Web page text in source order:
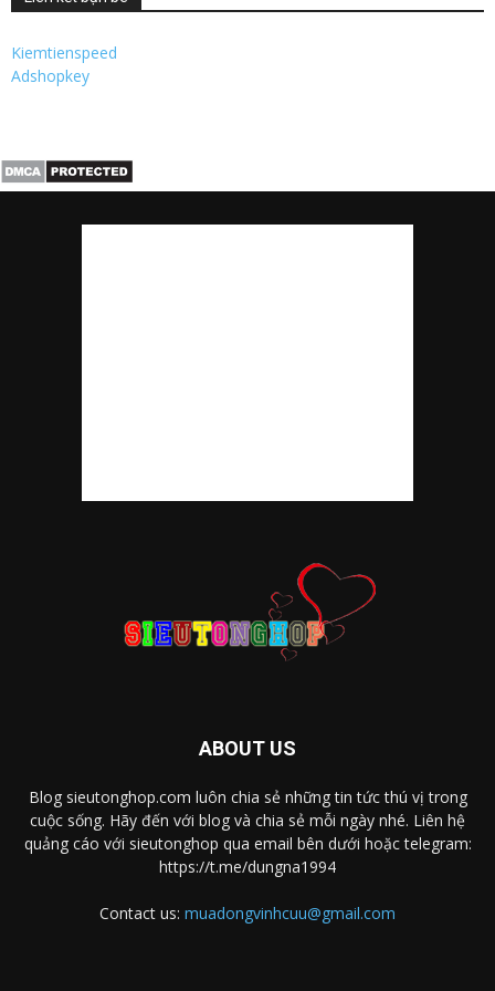
Kiemtienspeed
Adshopkey
ABOUT US
Blog sieutonghop.com luôn chia sẻ những tin tức thú vị trong
cuộc sống. Hãy đến với blog và chia sẻ mỗi ngày nhé. Liên hệ
quảng cáo với sieutonghop qua email bên dưới hoặc telegram:
https://t.me/dungna1994
Contact us: muadongvinhcuu@gmail.com